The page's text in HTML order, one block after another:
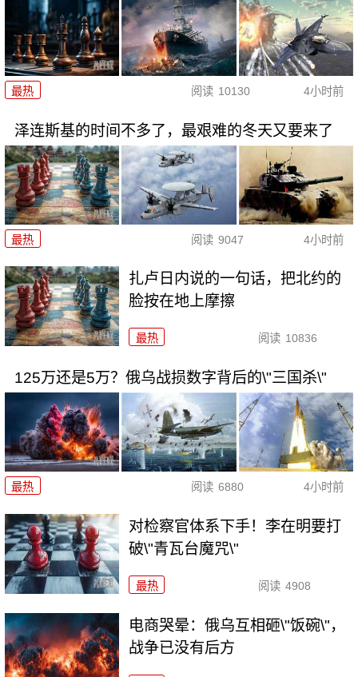
最热 阅读 10130 4小时前
泽连斯基的时间不多了，最艰难的冬天又要来了
最热 阅读 9047 4小时前
扎卢日内说的一句话，把北约的
脸按在地上摩擦
最热 阅读 10836
125万还是5万？俄乌战损数字背后的\"三国杀\"
最热 阅读 6880 4小时前
对检察官体系下手！李在明要打
破\"青瓦台魔咒\"
最热 阅读 4908
电商哭晕：俄乌互相砸\"饭碗\"，
战争已没有后方